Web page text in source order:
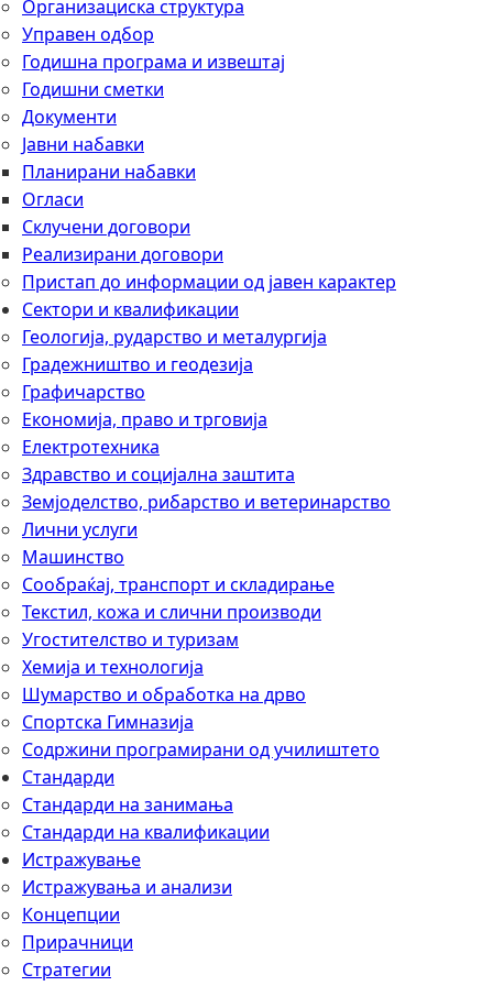
Организациска структура
Управен одбор
Годишна програма и извештај
Годишни сметки
Документи
Јавни набавки
Планирани набавки
Огласи
Склучени договори
Реализирани договори
Пристап до информации од јавен карактер
Сектори и квалификации
Геологија, рударство и металургија
Градежништво и геодезија
Графичарство
Економија, право и трговија
Електротехника
Здравство и социјална заштита
Земјоделство, рибарство и ветеринарство
Лични услуги
Mашинство
Сообраќај, транспорт и складирање
Текстил, кожа и слични производи
Угостителство и туризам
Хемија и технологија
Шумарство и обработка на дрво
Спортска Гимназија
Содржини програмирани од училиштето
Стандарди
Стандарди на занимања
Стандарди на квалификации
Истражување
Истражувања и анализи
Концепции
Прирачници
Стратегии